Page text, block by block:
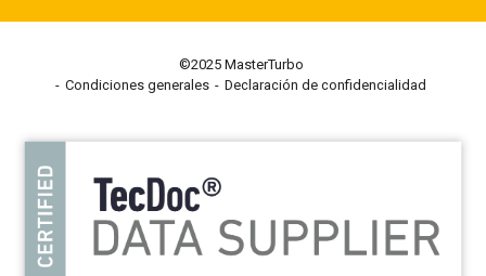
©2025 MasterTurbo
Condiciones generales
Declaración de confidencialidad